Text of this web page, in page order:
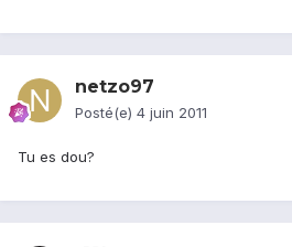
netzo97
Posté(e) 4 juin 2011
Tu es dou?